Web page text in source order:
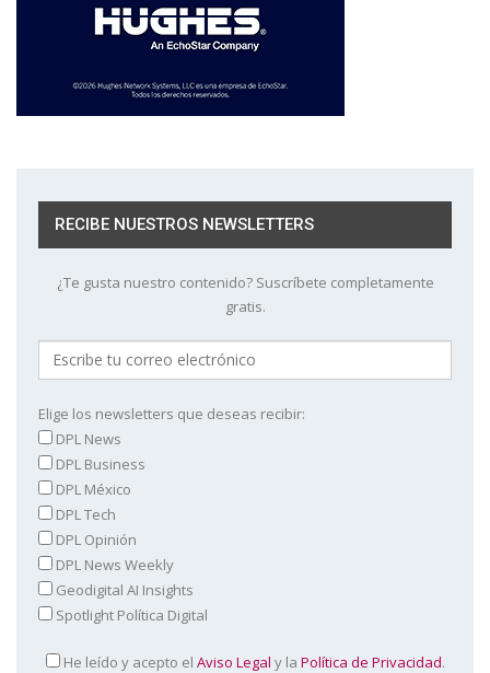
RECIBE NUESTROS NEWSLETTERS
¿Te gusta nuestro contenido? Suscríbete completamente
gratis.
Elige los newsletters que deseas recibir:
DPL News
DPL Business
DPL México
DPL Tech
DPL Opinión
DPL News Weekly
Geodigital AI Insights
Spotlight Política Digital
He leído y acepto el Aviso Legal y la Política de Privacidad.